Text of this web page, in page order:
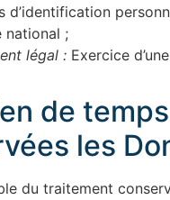
d’identification
national ;
légal : Exercice
de
les
du traitement